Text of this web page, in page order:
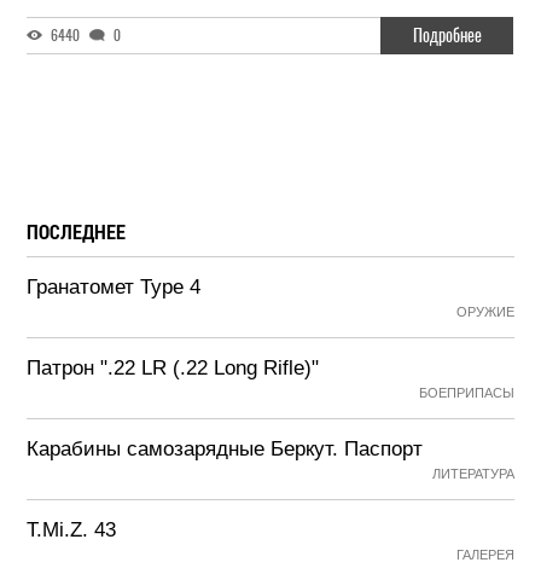
6440 0 Подробнее
ПОСЛЕДНЕЕ
Гранатомет Type 4
ОРУЖИЕ
Патрон ".22 LR (.22 Long Rifle)"
БОЕПРИПАСЫ
Карабины самозарядные Беркут. Паспорт
ЛИТЕРАТУРА
T.Mi.Z. 43
ГАЛЕРЕЯ